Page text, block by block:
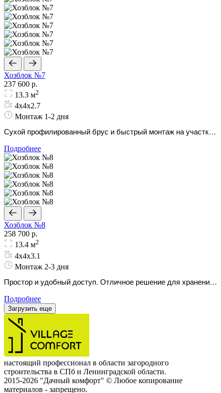
Хозблок №7
237 600 р.
13.3 м2
4х4х2.7
Монтаж 1-2 дня
Сухой профилированный брус и быстрый монтаж на участке.
Подробнее
Хозблок №8
258 700 р.
13.4 м2
4х4х3.1
Монтаж 2-3 дня
Простор и удобный доступ. Отличное решение для хранения
Подробнее
Загрузить еще
настоящий профессионал в области загородного
строительства в СПб и Ленинградской области.
2015-2026 "Дачный комфорт" © Любое копирование
материалов - запрещено.